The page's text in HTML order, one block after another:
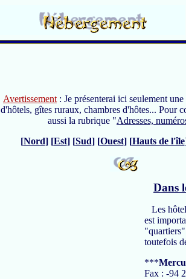
Avertissement : Je présenterai ici seulement
d'hôtels, gîtes ruraux, chambres d'hôtes... Pour
aussi la rubrique "Adresses,
[Nord] [Est] [Sud] [Ouest] [Hauts de l'île
Dans
Les
est
toutefois
***
Fax : -94